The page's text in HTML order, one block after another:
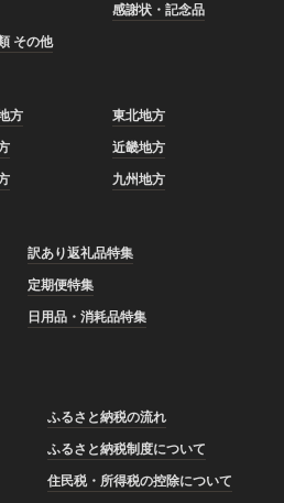
感謝状・記念品
その他
方
東北地方
近畿地方
九州地方
訳あり返礼品特集
定期便特集
日用品・消耗品特集
ふるさと納税の流れ
ふるさと納税制度について
住民税・所得税の控除について